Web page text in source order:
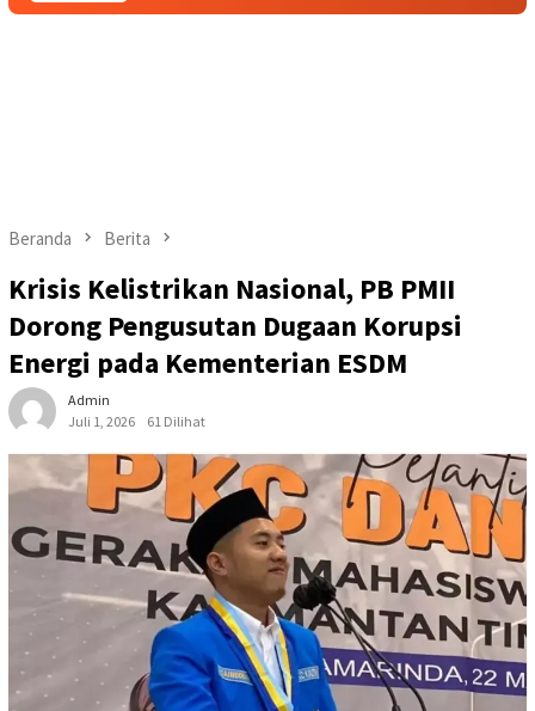
Beranda Berita
Krisis Kelistrikan Nasional, PB PMII
Dorong Pengusutan Dugaan Korupsi
Energi pada Kementerian ESDM
Admin
Juli 1, 2026
61 Dilihat